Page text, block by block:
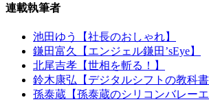
連載執筆者
池田ゆう【社長のおしゃれ】
鎌田富久【エンジェル鎌田’sEye】
北尾吉孝【世相を斬る！】
鈴木康弘【デジタルシフトの教科書
孫泰蔵【孫泰蔵のシリコンバレーエ